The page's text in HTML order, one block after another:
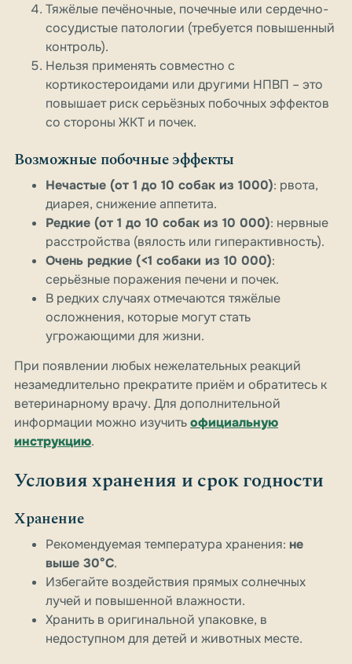
Тяжёлые печёночные, почечные или сердечно-
сосудистые патологии (требуется повышенный
контроль).
Нельзя применять совместно с
кортикостероидами или другими НПВП – это
повышает риск серьёзных побочных эффектов
со стороны ЖКТ и почек.
Возможные побочные эффекты
Нечастые (от 1 до 10 собак из 1000): рвота,
диарея, снижение аппетита.
Редкие (от 1 до 10 собак из 10 000): нервные
расстройства (вялость или гиперактивность).
Очень редкие (<1 собаки из 10 000):
серьёзные поражения печени и почек.
В редких случаях отмечаются тяжёлые
осложнения, которые могут стать
угрожающими для жизни.
При появлении любых нежелательных реакций
незамедлительно прекратите приём и обратитесь к
ветеринарному врачу. Для дополнительной
информации можно изучитьофициальную
инструкцию.
Условия хранения и срок годности
Хранение
Рекомендуемая температура хранения: не
выше 30°C.
Избегайте воздействия прямых солнечных
лучей и повышенной влажности.
Хранить в оригинальной упаковке, в
недоступном для детей и животных месте.